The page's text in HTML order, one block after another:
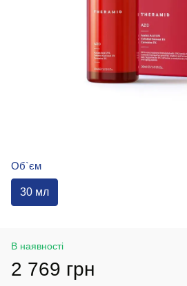
Об`єм
30 мл
В наявності
2 769 грн